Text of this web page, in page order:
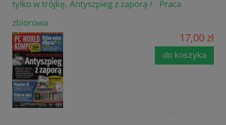
tylko w trójkę. Antyszpieg z zaporą / Praca
zbiorowa
17,00 zł
do koszyka